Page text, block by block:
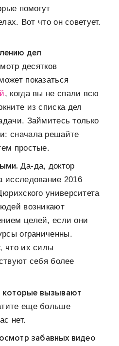
помогут
Вот что он советует.
дел
десятков
показаться
, когда вы не спали всю
из списка дел
Займитесь только
сначала решайте
простые.
Да-да, доктор
исследование 2016
университета
возникают
целей, если они
ограниченны.
что их силы
себя более
которые вызывают
еще больше
нет.
забавных видео